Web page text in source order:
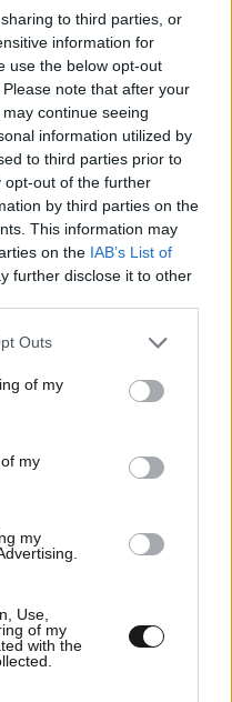
to third parties, or
information for
use the below opt-out
note that after your
continue seeing
information utilized by
to third parties prior to
opt-out of the further
by third parties on the
This information may
on the IAB’s List of
further disclose it to other
one or more Google
You may click to
its third-party tags to
in below Google
Outs
of my
my
my
Use,
of my
with the
το σεξ παρά το
άλλο να πούμε;